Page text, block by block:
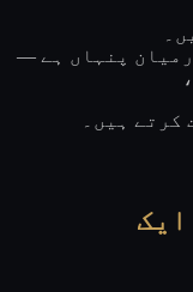
پنہاں ہے —
ہیں۔